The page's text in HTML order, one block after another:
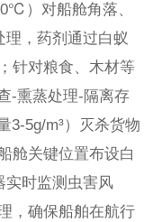
）对船舱角落、
，药剂通过白蚁
针对粮食、木材等
-熏蒸处理-隔离存
3-5g/m³）灭杀货物
舱关键位置布设白
实时监测虫害风
，确保船舶在航行